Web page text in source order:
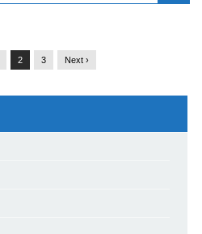
2 3 Next ›